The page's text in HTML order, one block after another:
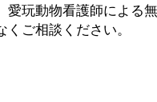
愛玩動物看護師による
ご相談ください。